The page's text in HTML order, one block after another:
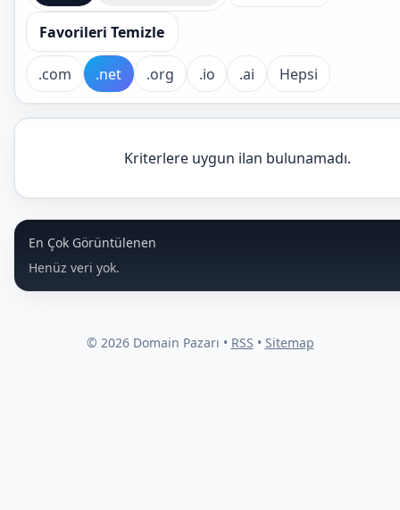
Favorileri Temizle
.com .net .org .io .ai Hepsi
Kriterlere uygun ilan bulunamadı.
En Çok Görüntülenen
Henüz veri yok.
© 2026 Domain Pazarı • RSS • Sitemap